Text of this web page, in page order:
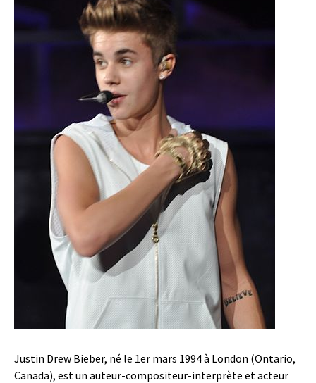
Justin Drew Bieber, né le 1er mars 1994 à London (Ontario,
Canada), est un auteur-compositeur-interprète et acteur